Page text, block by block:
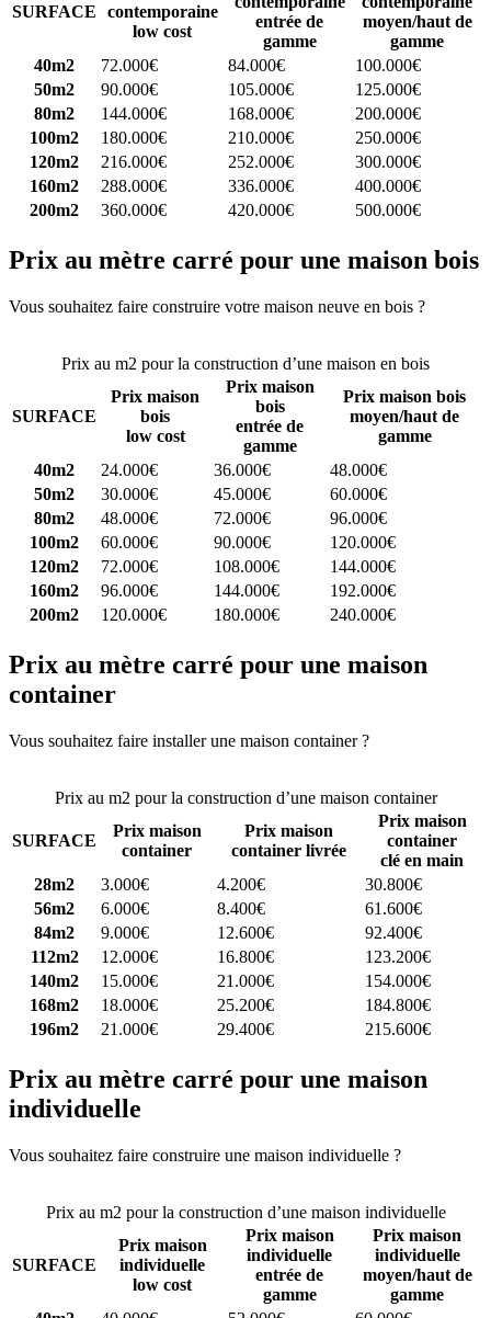
SURFACE
contemporaine
low cost
entrée de
gamme
moyen/haut de
gamme
40m2
72.000€ 84.000€
100.000€
50m2
90.000€ 105.000€
125.000€
80m2
144.000€ 168.000€
200.000€
100m2
180.000€ 210.000€
250.000€
120m2
216.000€ 252.000€
300.000€
160m2
288.000€ 336.000€
400.000€
200m2
360.000€ 420.000€ 500.000€
Prix au mètre carré pour une maison bois
Vous souhaitez faire construire votre maison neuve en bois ?
Prix au m2 pour la construction d’une maison en bois
SURFACE
Prix maison
bois
low cost
Prix maison
bois
entrée de
gamme
Prix maison bois
moyen/haut de
gamme
40m2
24.000€ 36.000€
48.000€
50m2
30.000€ 45.000€
60.000€
80m2
48.000€ 72.000€
96.000€
100m2
60.000€ 90.000€
120.000€
120m2
72.000€ 108.000€
144.000€
160m2
96.000€ 144.000€
192.000€
200m2
120.000€ 180.000€ 240.000€
Prix au mètre carré pour une maison
container
Vous souhaitez faire installer une maison container ?
Prix au m2 pour la construction d’une maison container
SURFACE
Prix maison
container
Prix maison
container livrée
Prix maison
container
clé en main
28m2
3.000€ 4.200€
30.800€
56m2
6.000€ 8.400€
61.600€
84m2
9.000€ 12.600€
92.400€
112m2
12.000€ 16.800€
123.200€
140m2
15.000€ 21.000€
154.000€
168m2
18.000€ 25.200€
184.800€
196m2
21.000€ 29.400€ 215.600€
Prix au mètre carré pour une maison
individuelle
Vous souhaitez faire construire une maison individuelle ?
Prix au m2 pour la construction d’une maison individuelle
SURFACE
Prix maison
individuelle
low cost
Prix maison
individuelle
entrée de
gamme
Prix maison
individuelle
moyen/haut de
gamme